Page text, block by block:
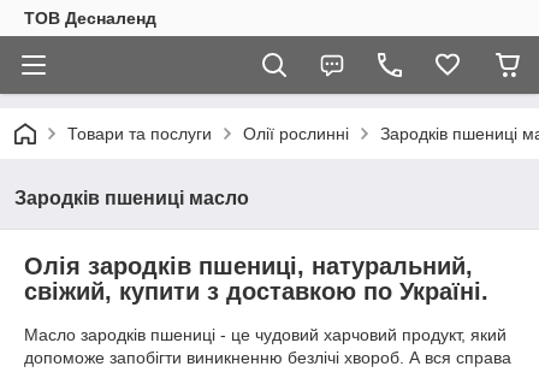
ТОВ Десналенд
Товари та послуги Олії рослинні Зародків пшениці
Зародків пшениці масло
Олія зародків пшениці, натуральний,
свіжий, купити з доставкою по Україні.
Масло зародків пшениці - це чудовий харчовий продукт, який
допоможе запобігти виникненню безлічі хвороб. А вся справа